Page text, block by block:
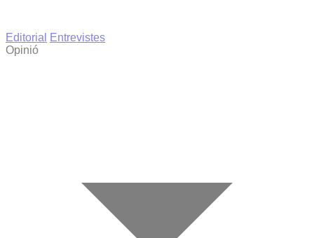
Editorial
Entrevistes
Opinió